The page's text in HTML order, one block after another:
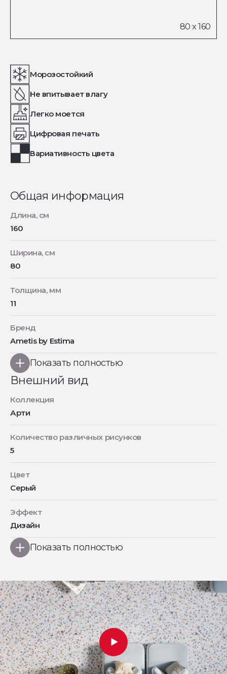
Морозостойкий
Не впитывает влагу
Легко моется
Цифровая печать
Вариативность цвета
Общая информация
Длина, см
160
Ширина, см
80
Толщина, мм
11
Бренд
Ametis by Estima
Показать полностью
Внешний вид
Коллекция
Арти
Количество различных рисунков
5
Цвет
Серый
Эффект
Дизайн
Показать полностью